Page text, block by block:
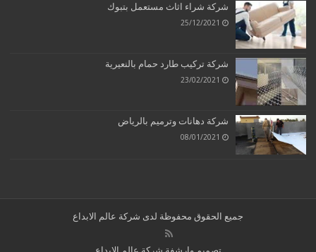
شركة شراء اثاث مستعمل بتبوك
25/12/2021
شركة تركيب طارد حمام بالنعيرية
23/02/2021
شركة دهانات وترميم بالرياض
08/01/2021
جميع الحقوق محفوظة لدى شركة عالم الابداع